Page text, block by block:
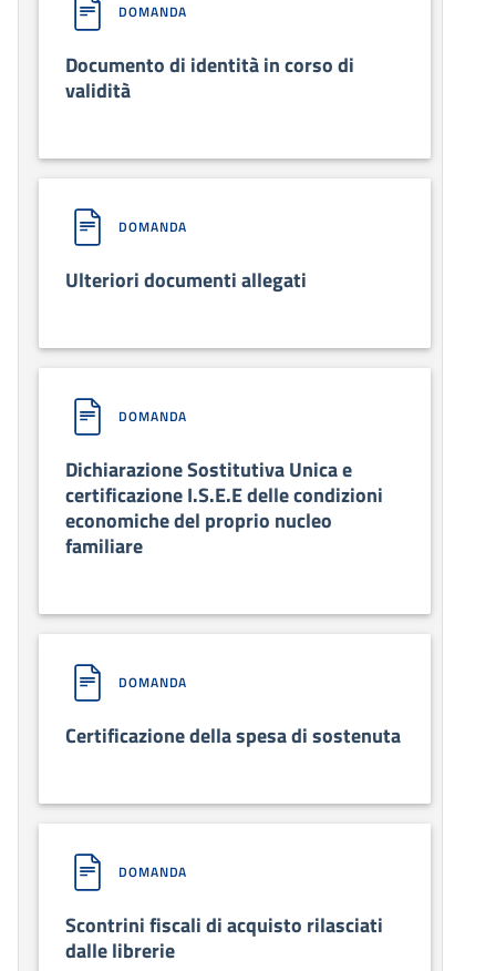
DOMANDA
Documento di identità in corso di
validità
DOMANDA
Ulteriori documenti allegati
DOMANDA
Dichiarazione Sostitutiva Unica e
certificazione I.S.E.E delle condizioni
economiche del proprio nucleo
familiare
DOMANDA
Certificazione della spesa di sostenuta
DOMANDA
Scontrini fiscali di acquisto rilasciati
dalle librerie